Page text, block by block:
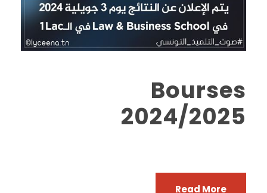
Bourses
2024/2025
Read More